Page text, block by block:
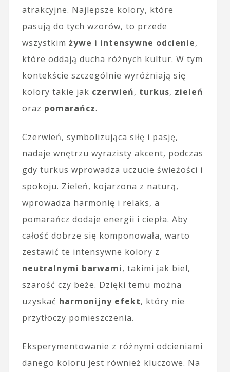
atrakcyjne. Najlepsze kolory, które
pasują do tych wzorów, to przede
wszystkim żywe i intensywne odcienie,
które oddają ducha różnych kultur. W tym
kontekście szczególnie wyróżniają się
kolory takie jak czerwień, turkus, zieleń
oraz pomarańcz.
Czerwień, symbolizująca siłę i pasję,
nadaje wnętrzu wyrazisty akcent, podczas
gdy turkus wprowadza uczucie świeżości i
spokoju. Zieleń, kojarzona z naturą,
wprowadza harmonię i relaks, a
pomarańcz dodaje energii i ciepła. Aby
całość dobrze się komponowała, warto
zestawić te intensywne kolory z
neutralnymi barwami, takimi jak biel,
szarość czy beże. Dzięki temu można
uzyskać harmonijny efekt, który nie
przytłoczy pomieszczenia.
Eksperymentowanie z różnymi odcieniami
danego koloru jest również kluczowe. Na